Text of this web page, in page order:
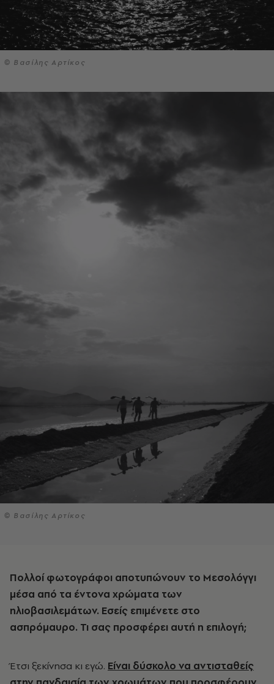
© Βασίλης Αρτίκος
© Βασίλης Αρτίκος
Πολλοί φωτογράφοι αποτυπώνουν το Μεσολόγγι
μέσα από τα έντονα χρώματα των
ηλιοβασιλεμάτων. Εσείς επιμένετε στο
ασπρόμαυρο. Τι σας προσφέρει αυτή η επιλογή;
Έτσι ξεκίνησα κι εγώ. Είναι δύσκολο να αντισταθείς